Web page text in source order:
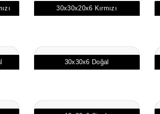
30x30x20x6 Kırmızı
30x30x6 Doğal